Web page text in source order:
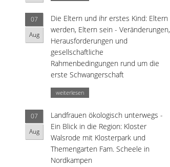
07
Aug
Die Eltern und ihr erstes Kind: Eltern
werden, Eltern sein - Veränderungen,
Herausforderungen und
gesellschaftliche
Rahmenbedingungen rund um die
erste Schwangerschaft
weiterlesen
07
Aug
Landfrauen ökologisch unterwegs -
Ein Blick in die Region: Kloster
Walsrode mit Klosterpark und
Themengarten Fam. Scheele in
Nordkampen